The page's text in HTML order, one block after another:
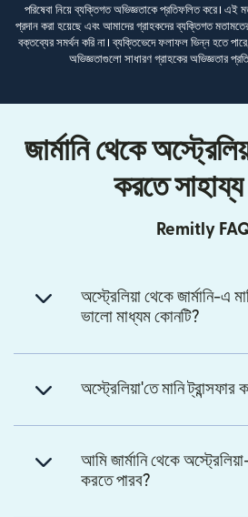
পরিষেবা নিয়ে ব্যক্তিগত অভিজ্ঞতাকে প্রতিফলিত করে।
প্রদান করা হয়েছে এবং আমাদের গ্রাহকদের ব্যক্তিগত মতামতের
বক্তব্যের সমর্থন করি না। ব্যক্তিভেদে ফলাফল ভিন্ন হতে
অভিজ্ঞতাগুলো সাধারণ গ্রাহকের অভিজ্ঞতার
জার্মানি থেকে
করতে সাহায্য
Remitly
অস্ট্রেলিয়া থেকে জার্মানি-এ
ভালো মাধ্যম কোনটি?
অস্ট্রেলিয়া'তে মানি
আমি জার্মানি থেকে
করতে পারব?